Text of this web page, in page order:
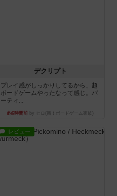
デクリプト
プレイ感がしっかりしてるから、超
ボードゲームやったなって感じ。パ
ーティ...
約6時間前by ヒロ(新！ボードゲーム家族)
レビュー